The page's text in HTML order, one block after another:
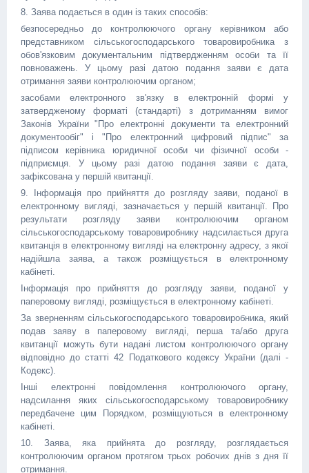
8. Заява подається в один із таких способів:
безпосередньо до контролюючого органу керівником або
представником сільськогосподарського товаровиробника з
обов'язковим документальним підтвердженням особи та її
повноважень. У цьому разі датою подання заяви є дата
отримання заяви контролюючим органом;
засобами електронного зв'язку в електронній формі у
затвердженому форматі (стандарті) з дотриманням вимог
Законів України "Про електронні документи та електронний
документообіг" і "Про електронний цифровий підпис" за
підписом керівника юридичної особи чи фізичної особи -
підприємця. У цьому разі датою подання заяви є дата,
зафіксована у першій квитанції.
9. Інформація про прийняття до розгляду заяви, поданої в
електронному вигляді, зазначається у першій квитанції. Про
результати розгляду заяви контролюючим органом
сільськогосподарському товаровиробнику надсилається друга
квитанція в електронному вигляді на електронну адресу, з якої
надійшла заява, а також розміщується в електронному
кабінеті.
Інформація про прийняття до розгляду заяви, поданої у
паперовому вигляді, розміщується в електронному кабінеті.
За зверненням сільськогосподарського товаровиробника, який
подав заяву в паперовому вигляді, перша та/або друга
квитанції можуть бути надані листом контролюючого органу
відповідно до статті 42 Податкового кодексу України (далі -
Кодекс).
Інші електронні повідомлення контролюючого органу,
надсилання яких сільськогосподарському товаровиробнику
передбачене цим Порядком, розміщуються в електронному
кабінеті.
10. Заява, яка прийнята до розгляду, розглядається
контролюючим органом протягом трьох робочих днів з дня її
отримання.